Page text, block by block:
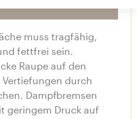
muss tragfähig,
fettfrei sein.
Raupe auf den
durch
Dampfbremsen
geringem Druck auf